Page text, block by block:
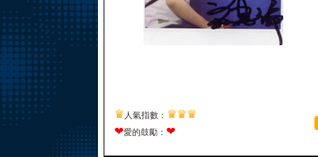
♛ 人氣指數： ♛♛♛
❤愛的鼓勵： ❤